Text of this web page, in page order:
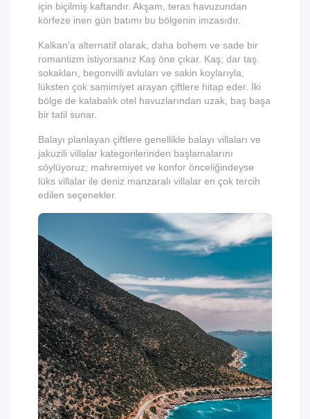
için biçilmiş kaftandır. Akşam, teras havuzundan
körfeze inen gün batımı bu bölgenin imzasıdır.
Kalkan'a alternatif olarak, daha bohem ve sade bir
romantizm istiyorsanız Kaş öne çıkar. Kaş; dar taş
sokakları, begonvilli avluları ve sakin koylarıyla,
lüksten çok samimiyet arayan çiftlere hitap eder. İki
bölge de kalabalık otel havuzlarından uzak, baş başa
bir tatil sunar.
Balayı planlayan çiftlere genellikle balayı villaları ve
jakuzili villalar kategorilerinden başlamalarını
söylüyoruz; mahremiyet ve konfor önceliğindeyse
lüks villalar ile deniz manzaralı villalar en çok tercih
edilen seçenekler.